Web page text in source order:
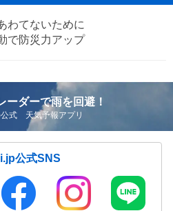
わてないために
で防災力アップ
ーダーで雨を回避！
式 天気予報アプリ
公式SNS